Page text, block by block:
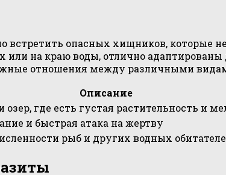
встретить опасных хищников, которые
на краю воды, отлично
отношения между различными
Описание
озер, где есть густая растительность и
и быстрая атака на жертву
рыб и других водных